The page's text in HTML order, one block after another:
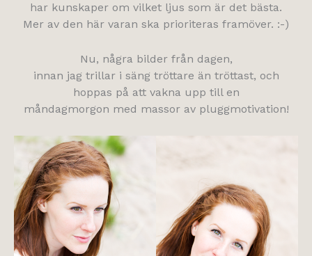
har kunskaper om vilket ljus som är det bästa.
Mer av den här varan ska prioriteras framöver. :-)
Nu, några bilder från dagen,
innan jag trillar i säng tröttare än tröttast, och
hoppas på att vakna upp till en
måndagmorgon med massor av pluggmotivation!